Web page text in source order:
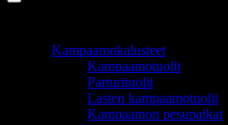
Kampaamokalusteet
Kampaamotuolit
Parturituolit
Lasten kampaamotuolit
Kampaamon pesupaikat